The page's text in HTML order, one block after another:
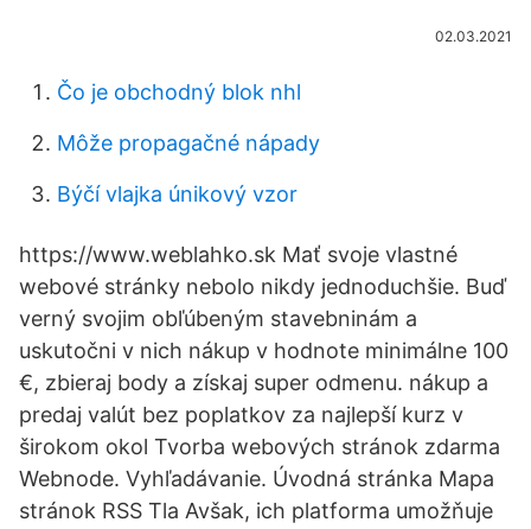
02.03.2021
Čo je obchodný blok nhl
Môže propagačné nápady
Býčí vlajka únikový vzor
https://www.weblahko.sk Mať svoje vlastné
webové stránky nebolo nikdy jednoduchšie. Buď
verný svojim obľúbeným stavebninám a
uskutočni v nich nákup v hodnote minimálne 100
€, zbieraj body a získaj super odmenu. nákup a
predaj valút bez poplatkov za najlepší kurz v
širokom okol Tvorba webových stránok zdarma
Webnode. Vyhľadávanie. Úvodná stránka Mapa
stránok RSS Tla Avšak, ich platforma umožňuje